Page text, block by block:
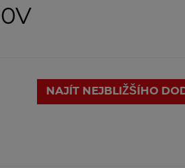
NAJÍT NEJBLIŽŠÍHO